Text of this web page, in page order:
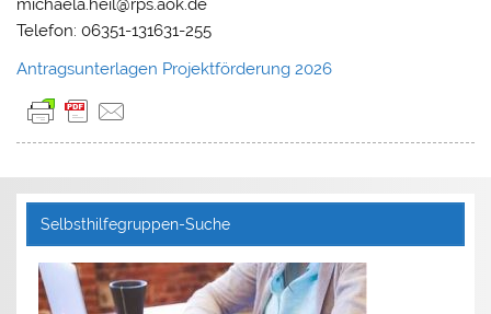
michaela.heil@rps.aok.de
Telefon: 06351-131631-255
Antragsunterlagen Projektförderung 2026
Selbsthilfegruppen-Suche